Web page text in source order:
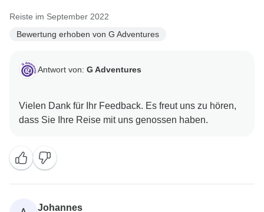
Reiste im September 2022
Bewertung erhoben von G Adventures
Antwort von: G Adventures
Vielen Dank für Ihr Feedback. Es freut uns zu hören,
Johannes